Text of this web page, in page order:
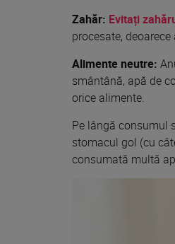
Zahăr: Evitați
procesate,
Alimente neutre:
smântână, apă de
orice alimente.
Pe lângă consumul
stomacul gol (cu
consumată multă